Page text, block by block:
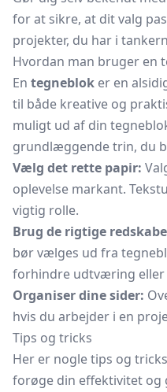
for at sikre, at dit valg
projekter, du har i
Hvordan man bruger en
En tegneblok er en
til både kreative og
muligt ud af din
grundlæggende trin, du
Vælg det rette papir:
oplevelse markant.
vigtig rolle.
Brug de rigtige
bør vælges ud fra
forhindre udtværing eller
Organiser dine sider:
hvis du arbejder i en
Tips og tricks
Her er nogle tips og
forøge din effektivitet og